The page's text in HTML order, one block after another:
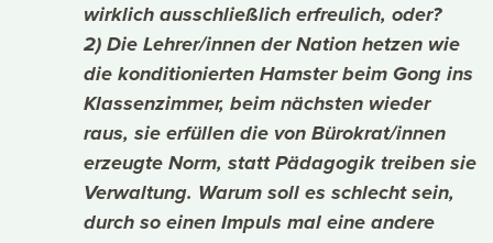
wirklich ausschließlich erfreulich, oder?
2) Die Lehrer/innen der Nation hetzen wie
die konditionierten Hamster beim Gong ins
Klassenzimmer, beim nächsten wieder
raus, sie erfüllen die von Bürokrat/innen
erzeugte Norm, statt Pädagogik treiben sie
Verwaltung. Warum soll es schlecht sein,
durch so einen Impuls mal eine andere